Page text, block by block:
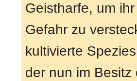
Geistharfe, um
Gefahr zu
kultivierte
der nun im